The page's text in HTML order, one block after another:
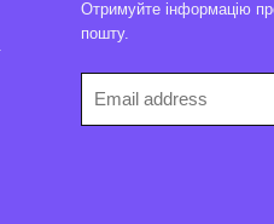
Отримуйте інформацію
пошту.